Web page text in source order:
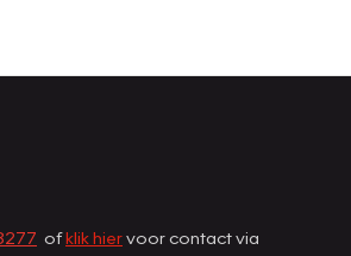
ofklik hiervoor contact via